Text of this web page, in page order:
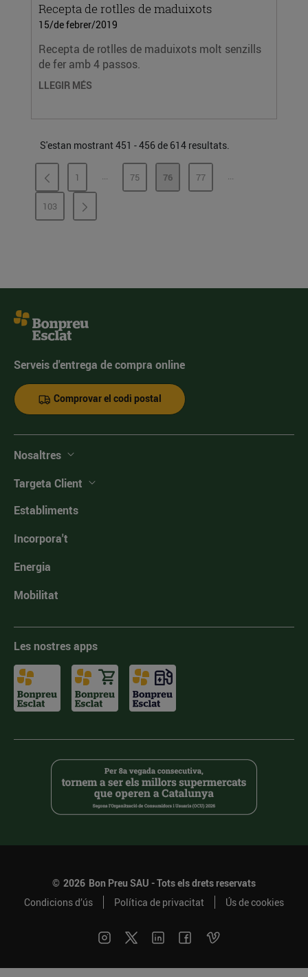
Recepta de rotlles de maduixots
15/de febrer/2019
Recepta de rotlles de maduixots molt senzills
de fer amb 4 passos.
LLEGIR MÉS
S'estan mostrant 451 - 456 de 614 resultats.
PÀGINA
1 ...PÀGINES INTERMÈDIES
PÀGINA
75 PÀGINA
76 PÀGINA
77 ...PÀGINES
PÀGINA
103
Serveis d'entrega de compra online
Comprovar el codi postal
Nosaltres
Targeta Client
Establiments
Incorpora't
Energia
Mobilitat
Les nostres apps
© 2026 Bon Preu SAU - Tots els drets reservats
Condicions d’ús
Política de privacitat Ús de cookies